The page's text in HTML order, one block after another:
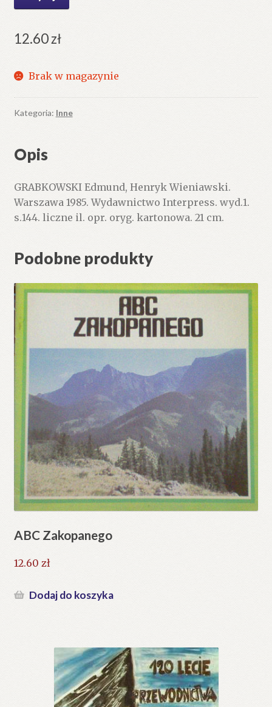
12.60zł
Brak w magazynie
Kategoria: Inne
Opis
GRABKOWSKI Edmund, Henryk Wieniawski.
Warszawa 1985. Wydawnictwo Interpress. wyd.1.
s.144. liczne il. opr. oryg. kartonowa. 21 cm.
Podobne produkty
ABC Zakopanego
12.60 zł
Dodaj do koszyka